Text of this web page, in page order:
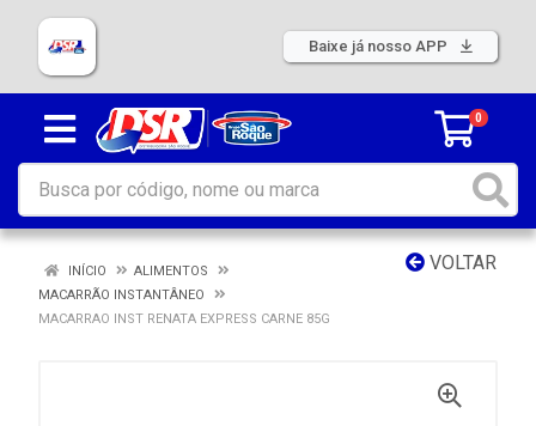
Baixe já nosso APP
0
VOLTAR
INÍCIO
ALIMENTOS
MACARRÃO INSTANTÂNEO
MACARRAO INST RENATA EXPRESS CARNE 85G